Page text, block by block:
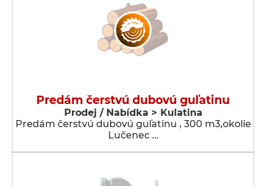
Predám čerstvú dubovú guľatinu
Prodej / Nabídka > Kulatina
Predám čerstvú dubovú guľatinu , 300 m3,okolie
Lučenec …